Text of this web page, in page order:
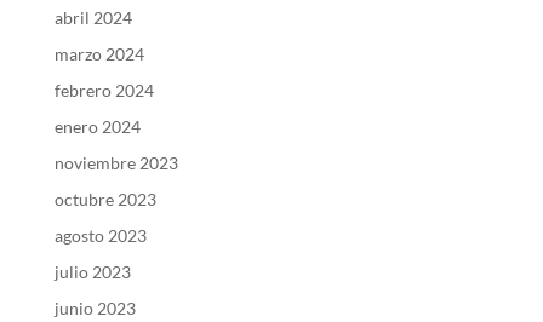
abril 2024
marzo 2024
febrero 2024
enero 2024
noviembre 2023
octubre 2023
agosto 2023
julio 2023
junio 2023